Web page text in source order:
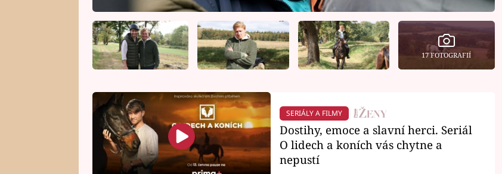
17 FOTOGRAFIÍ
SERIÁLY A FILMY
Dostihy, emoce a slavní herci. Seriál
O lidech a koních vás chytne a
nepustí